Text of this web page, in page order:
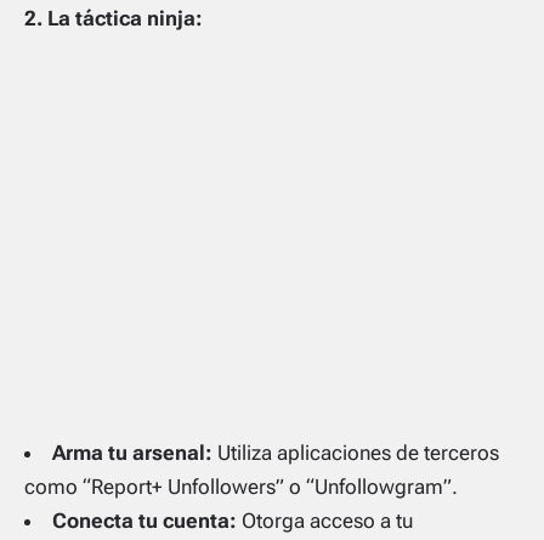
2. La táctica ninja:
Arma tu arsenal: Utiliza aplicaciones de terceros
como “Report+ Unfollowers” o “Unfollowgram”.
Conecta tu cuenta: Otorga acceso a tu